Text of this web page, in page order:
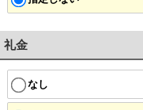
礼金
なし